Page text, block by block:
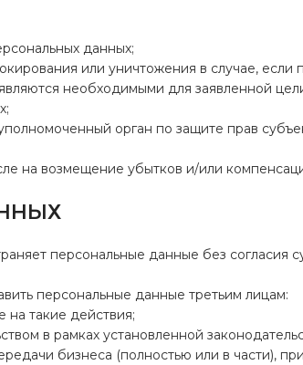
данных;
или уничтожения в случае,
необходимыми для заявленной
орган по защите прав
на возмещение убытков и/или
персональные данные без согласия
персональные данные третьим лицам:
на такие действия;
в рамках установленной
бизнеса (полностью или в части),